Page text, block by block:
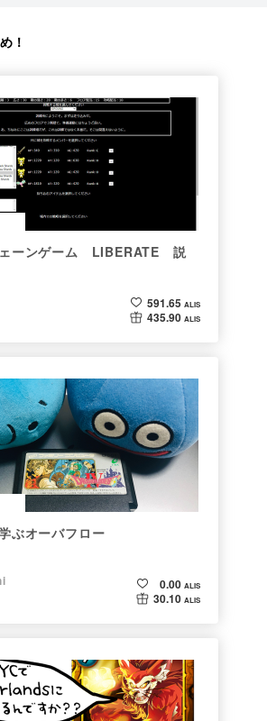
！
ェーンゲーム LIBERATE 説
591.65 ALIS
435.90 ALIS
ぶオーバフロー
0.00 ALIS
30.10 ALIS